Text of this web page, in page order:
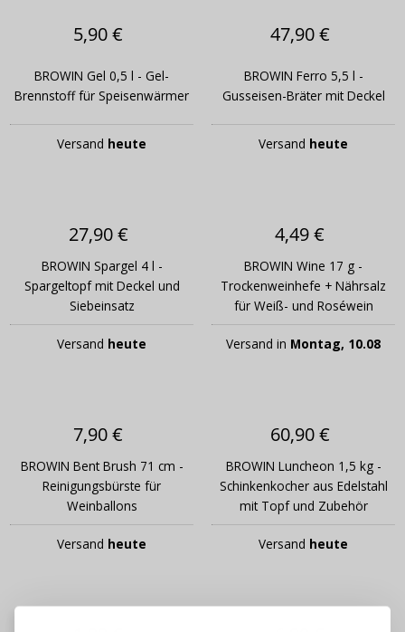
5,90 €
BROWIN Gel 0,5 l - Gel-
Brennstoff für Speisenwärmer
Versand heute
47,90 €
BROWIN Ferro 5,5 l -
Gusseisen-Bräter mit Deckel
Versand heute
27,90 €
BROWIN Spargel 4 l -
Spargeltopf mit Deckel und
Siebeinsatz
Versand heute
4,49 €
BROWIN Wine 17 g -
Trockenweinhefe + Nährsalz
für Weiß- und Roséwein
Versand in Montag, 10.08
7,90 €
BROWIN Bent Brush 71 cm -
Reinigungsbürste für
Weinballons
Versand heute
60,90 €
BROWIN Luncheon 1,5 kg -
Schinkenkocher aus Edelstahl
mit Topf und Zubehör
Versand heute